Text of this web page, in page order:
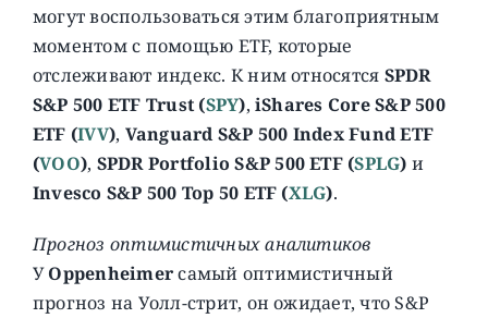
могут воспользоваться этим благоприятным
моментом с помощью ETF, которые
отслеживают индекс. К ним относятся SPDR
S&P 500 ETF Trust (SPY),iShares Core S&P 500
ETF (IVV), Vanguard S&P 500 Index Fund ETF
(VOO), SPDR Portfolio S&P 500 ETF (SPLG) и
Invesco S&P 500 Top 50 ETF (XLG).
Прогноз оптимистичных аналитиков
УOppenheimerсамый оптимистичный
прогноз на Уолл-стрит, он ожидает, что S&P